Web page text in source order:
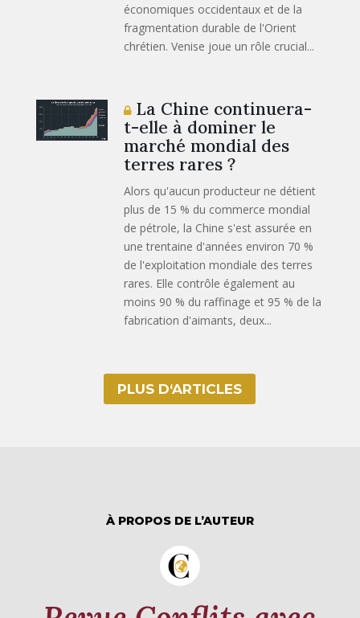
économiques occidentaux et de la
fragmentation durable de l'Orient
chrétien. Venise joue un rôle crucial...
La Chine continuera-
t-elle à dominer le
marché mondial des
terres rares ?
Alors qu'aucun producteur ne détient
plus de 15 % du commerce mondial
de pétrole, la Chine s'est assurée en
une trentaine d'années environ 70 %
de l'exploitation mondiale des terres
rares. Elle contrôle également au
moins 90 % du raffinage et 95 % de la
fabrication d'aimants, deux...
PLUS D‘ARTICLES
À PROPOS DE L’AUTEUR